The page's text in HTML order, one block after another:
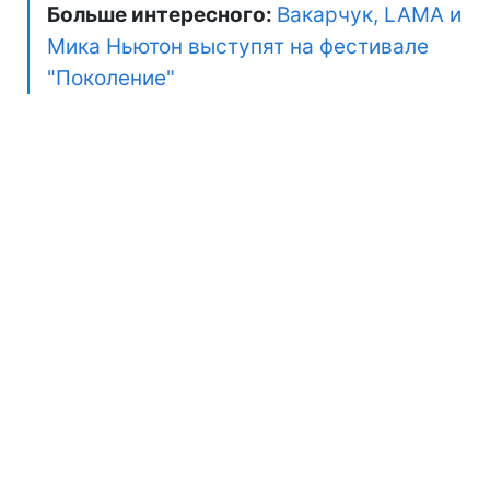
Больше интересного: Вакарчук, LAMA и
Мика Ньютон выступят на фестивале
"Поколение"